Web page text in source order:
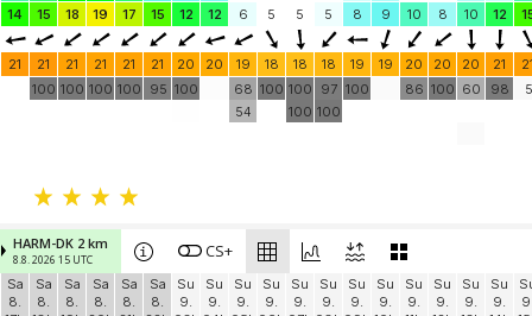
14
15 18 19 17 15 12 12 6 5 5 5 8 9 10 8 10 12
21 21 21 21 21 21 20 20 19 18 18 18 19 19 20 20 20 21
100 100 100 100 95 100
68
54
100 100
100
97
100
100 86 100 60 98 5
HARM-DK 2 km
8.8. 2026 15 UTC CS+
Sa
8.
Sa
8.
Sa
8.
Sa
8.
Sa
8.
Sa
8.
Su
9.
Su
9.
Su
9.
Su
9.
Su
9.
Su
9.
Su
9.
Su
9.
Su
9.
Su
9.
Su
9.
Su
9.